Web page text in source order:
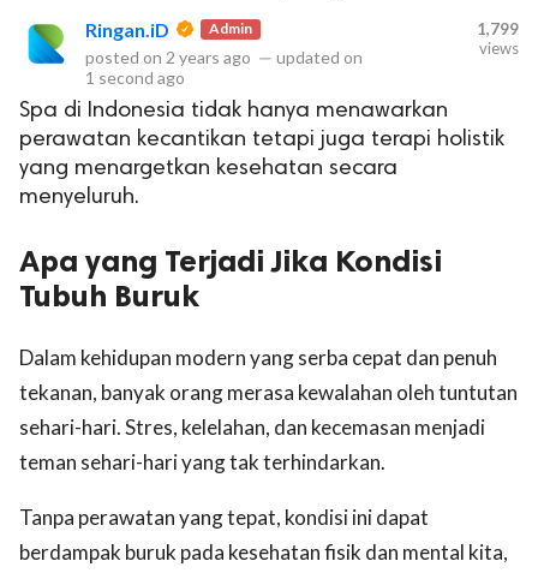
Ringan.iD Admin
posted on 2 years ago — updated on
1 second ago
1,799
views
Spa di Indonesia tidak hanya menawarkan
perawatan kecantikan tetapi juga terapi holistik
yang menargetkan kesehatan secara
menyeluruh.
Apa yang Terjadi Jika Kondisi
Tubuh Buruk
Dalam kehidupan modern yang serba cepat dan penuh
tekanan, banyak orang merasa kewalahan oleh tuntutan
sehari-hari. Stres, kelelahan, dan kecemasan menjadi
teman sehari-hari yang tak terhindarkan.
Tanpa perawatan yang tepat, kondisi ini dapat
berdampak buruk pada kesehatan fisik dan mental kita,